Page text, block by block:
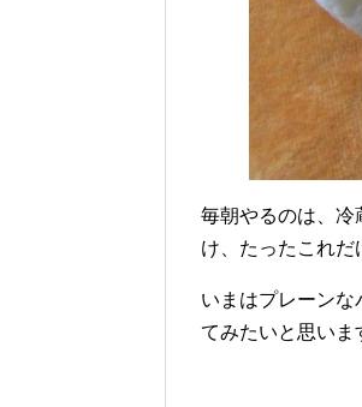
毎朝やるのは、冷
け、たったこれだ
いまはプレーン
てみたいと思いま